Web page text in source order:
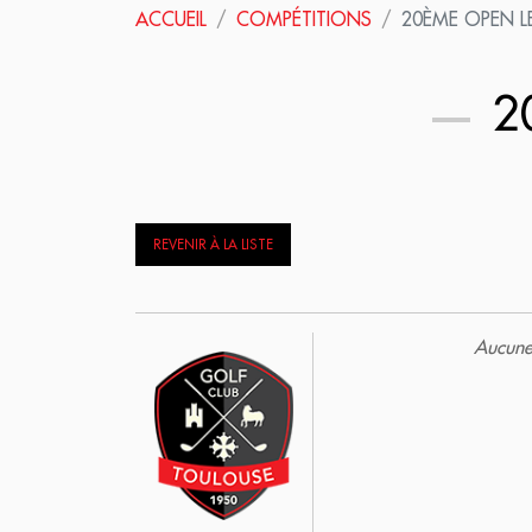
ACCUEIL COMPÉTITIONS 20ÈME OPEN
REVENIR À LA LISTE